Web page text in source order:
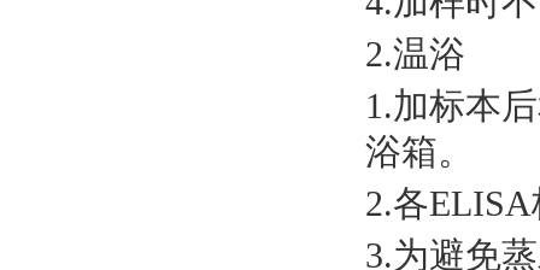
2.温浴
1.加标本
浴箱。
2.各
3.为避免